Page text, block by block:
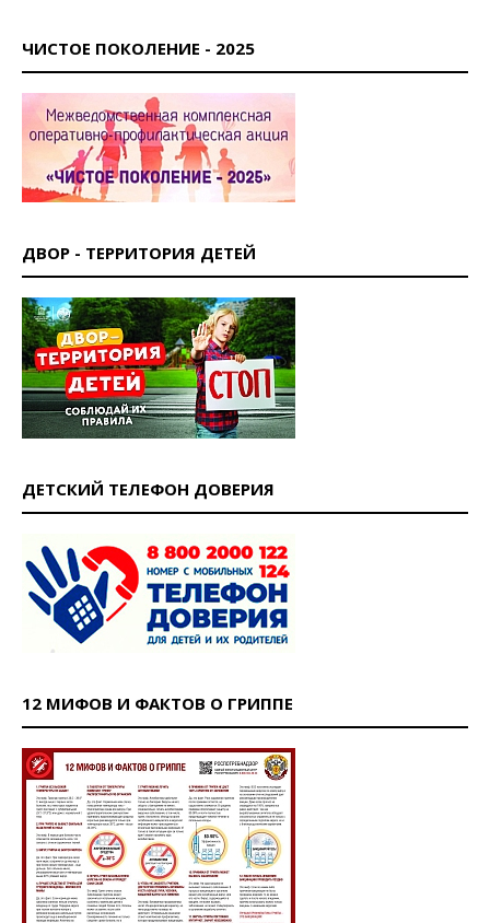
ЧИСТОЕ ПОКОЛЕНИЕ - 2025
ДВОР - ТЕРРИТОРИЯ ДЕТЕЙ
ДЕТСКИЙ ТЕЛЕФОН ДОВЕРИЯ
12 МИФОВ И ФАКТОВ О ГРИППЕ